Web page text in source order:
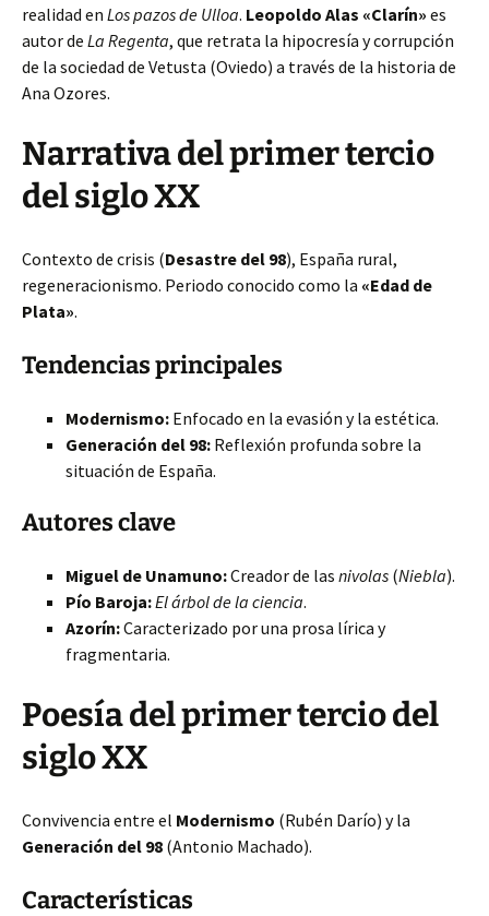
realidad en Los pazos de Ulloa. Leopoldo Alas «Clarín» es
autor de La Regenta, que retrata la hipocresía y corrupción
de la sociedad de Vetusta (Oviedo) a través de la historia de
Ana Ozores.
Narrativa del primer tercio
del siglo XX
Contexto de crisis (Desastre del 98), España rural,
regeneracionismo. Periodo conocido como la «Edad de
Plata».
Tendencias principales
Modernismo: Enfocado en la evasión y la estética.
Generación del 98: Reflexión profunda sobre la
situación de España.
Autores clave
Miguel de Unamuno:Creador de las nivolas (Niebla).
Pío Baroja:El árbol de la ciencia.
Azorín:Caracterizado por una prosa lírica y
fragmentaria.
Poesía del primer tercio del
siglo XX
Convivencia entre el Modernismo (Rubén Darío) y la
Generación del 98 (Antonio Machado).
Características